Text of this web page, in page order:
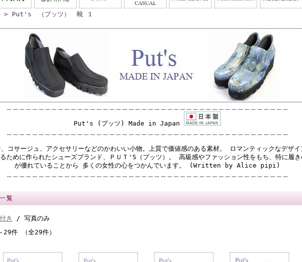
ービス・・ ★★ 代引手数料３００円・・
> Put's （プッツ） 靴 １
Put's (プッツ) Made in Japan
、コサージュ、アクセサリーなどのかわいい小物。上質で価値感のある素材。 ロマンティックなデザイ
ために作られたシューズブランド、ＰＵＴ'S（プッツ）。 高級感やファッション性をもち、特に履
が優れていることから 多くの女性の心をつかんでいます。 (Written by Alice pipi)
覧
き
/ 写真のみ
29件 （全29件）